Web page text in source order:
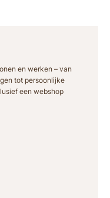
en werken – van
tot persoonlijke
een webshop